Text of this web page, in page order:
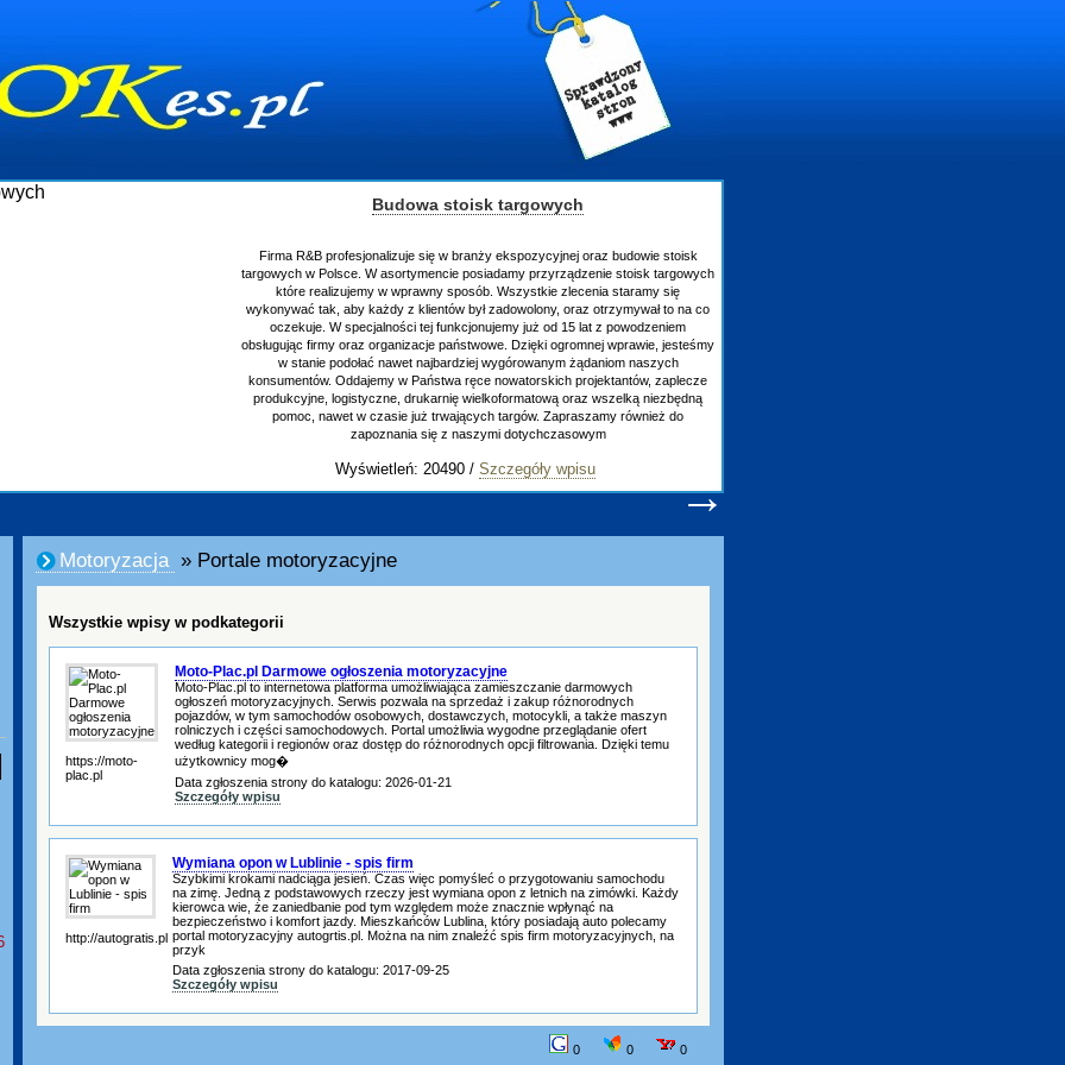
Budowa stoisk targowych
Firma R&B profesjonalizuje się w branży ekspozycyjnej oraz budowie stoisk
targowych w Polsce. W asortymencie posiadamy przyrządzenie stoisk targowych
które realizujemy w wprawny sposób. Wszystkie zlecenia staramy się
wykonywać tak, aby każdy z klientów był zadowolony, oraz otrzymywał to na co
oczekuje. W specjalności tej funkcjonujemy już od 15 lat z powodzeniem
obsługując firmy oraz organizacje państwowe. Dzięki ogromnej wprawie, jesteśmy
w stanie podołać nawet najbardziej wygórowanym żądaniom naszych
konsumentów. Oddajemy w Państwa ręce nowatorskich projektantów, zaplecze
produkcyjne, logistyczne, drukarnię wielkoformatową oraz wszelką niezbędną
pomoc, nawet w czasie już trwających targów. Zapraszamy również do
zapoznania się z naszymi dotychczasowym
Wyświetleń: 20490 / Szczegóły wpisu
→
Motoryzacja » Portale motoryzacyjne
Wszystkie wpisy w podkategorii
https://moto-
plac.pl
Moto-Plac.pl Darmowe ogłoszenia motoryzacyjne
Moto-Plac.pl to internetowa platforma umożliwiająca zamieszczanie darmowych
ogłoszeń motoryzacyjnych. Serwis pozwala na sprzedaż i zakup różnorodnych
pojazdów, w tym samochodów osobowych, dostawczych, motocykli, a także maszyn
rolniczych i części samochodowych. Portal umożliwia wygodne przeglądanie ofert
według kategorii i regionów oraz dostęp do różnorodnych opcji filtrowania. Dzięki temu
użytkownicy mog�
Data zgłoszenia strony do katalogu: 2026-01-21
Szczegóły wpisu
http://autogratis.pl
Wymiana opon w Lublinie - spis firm
Szybkimi krokami nadciąga jesień. Czas więc pomyśleć o przygotowaniu samochodu
na zimę. Jedną z podstawowych rzeczy jest wymiana opon z letnich na zimówki. Każdy
kierowca wie, że zaniedbanie pod tym względem może znacznie wpłynąć na
bezpieczeństwo i komfort jazdy. Mieszkańców Lublina, który posiadają auto polecamy
portal motoryzacyjny autogrtis.pl. Można na nim znaleźć spis firm motoryzacyjnych, na
przyk
Data zgłoszenia strony do katalogu: 2017-09-25
Szczegóły wpisu
0 0 0